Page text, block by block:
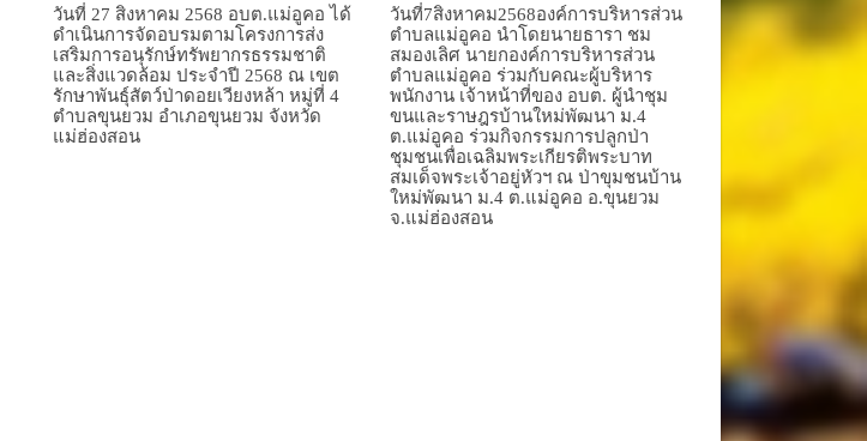
วันที่ 27 สิงหาคม 2568 อบต.แม่อูคอ ได้
ดำเนินการจัดอบรมตามโครงการส่ง
เสริมการอนุรักษ์ทรัพยากรธรรมชาติ
และสิ่งแวดล้อม ประจำปี 2568 ณ เขต
รักษาพันธุ์สัตว์ป่าดอยเวียงหล้า หมู่ที่ 4
ตำบลขุนยวม อำเภอขุนยวม จังหวัด
แม่ฮ่องสอน
วันที่7สิงหาคม2568องค์การบริหารส่วน
ตำบลแม่อูคอ นำโดยนายธารา ชม
สมองเลิศ นายกองค์การบริหารส่วน
ตำบลแม่อูคอ ร่วมกับคณะผู้บริหาร
พนักงาน เจ้าหน้าที่ของ อบต. ผู้นำชุม
ขนและราษฎรบ้านใหม่พัฒนา ม.4
ต.แม่อูคอ ร่วมกิจกรรมการปลูกป่า
ชุมชนเพื่อเฉลิมพระเกียรติพระบาท
สมเด็จพระเจ้าอยู่หัวฯ ณ ป่าขุมชนบ้าน
ใหม่พัฒนา ม.4 ต.แม่อูคอ อ.ขุนยวม
จ.แม่ฮ่องสอน